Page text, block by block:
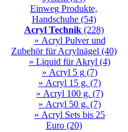
Einweg Produkte,
Handschuhe(54)
Acryl Technik(228)
» Acryl Pulver und
Zubehör für Acrylnägel (40)
» Liquid für Akryl (4)
» Acryl 5 g (7)
» Acryl 15 g. (7)
» Acryl 100 g. (7)
» Acryl 50 g. (7)
» Acryl Sets bis 25
Euro(20)